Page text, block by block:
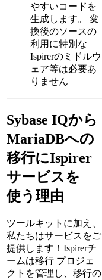
やすいコードを
生成します。 変
換後のソースの
利用に特別な
Ispirerのミドルウ
ェア等は必要あ
りません
Sybase IQから
MariaDBへの
移行にIspirer
サービスを
使う理由
ツールキットに加え、
私たちはサービスをご
提供します！Ispirerチ
ームは移行 プロジェ
クトを管理し、移行の